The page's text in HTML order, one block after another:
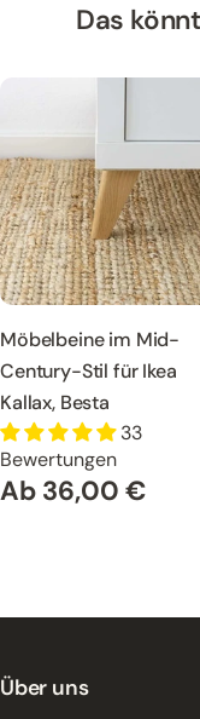
Das
Möbelbeine im Mid-
Century-Stil für Ikea
Kallax, Besta
33
Bewertungen
Regulärer
Ab 36,00 €
Über uns